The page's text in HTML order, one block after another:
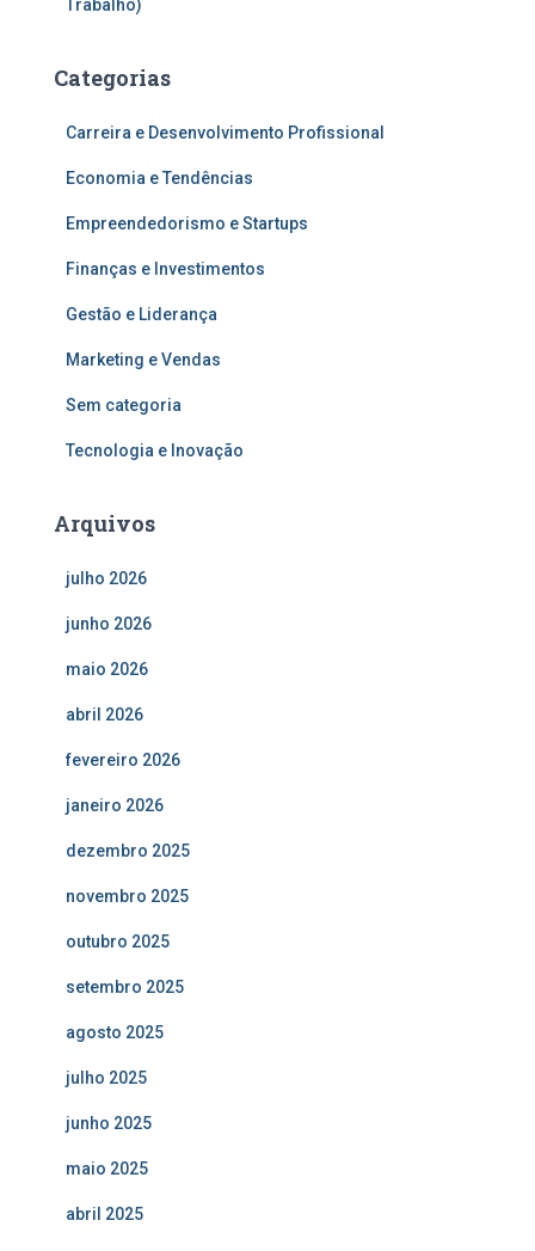
Trabalho)
Categorias
Carreira e Desenvolvimento Profissional
Economia e Tendências
Empreendedorismo e Startups
Finanças e Investimentos
Gestão e Liderança
Marketing e Vendas
Sem categoria
Tecnologia e Inovação
Arquivos
julho 2026
junho 2026
maio 2026
abril 2026
fevereiro 2026
janeiro 2026
dezembro 2025
novembro 2025
outubro 2025
setembro 2025
agosto 2025
julho 2025
junho 2025
maio 2025
abril 2025